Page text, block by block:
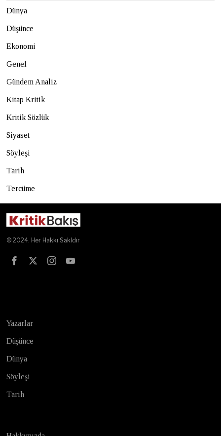
Dünya
Düşünce
Ekonomi
Genel
Gündem Analiz
Kitap Kritik
Kritik Sözlük
Siyaset
Söyleşi
Tarih
Tercüme
© 2024. Her Hakkı Sakldır
Yazarlar
Düşünce
Dünya
Söyleşi
Tarih